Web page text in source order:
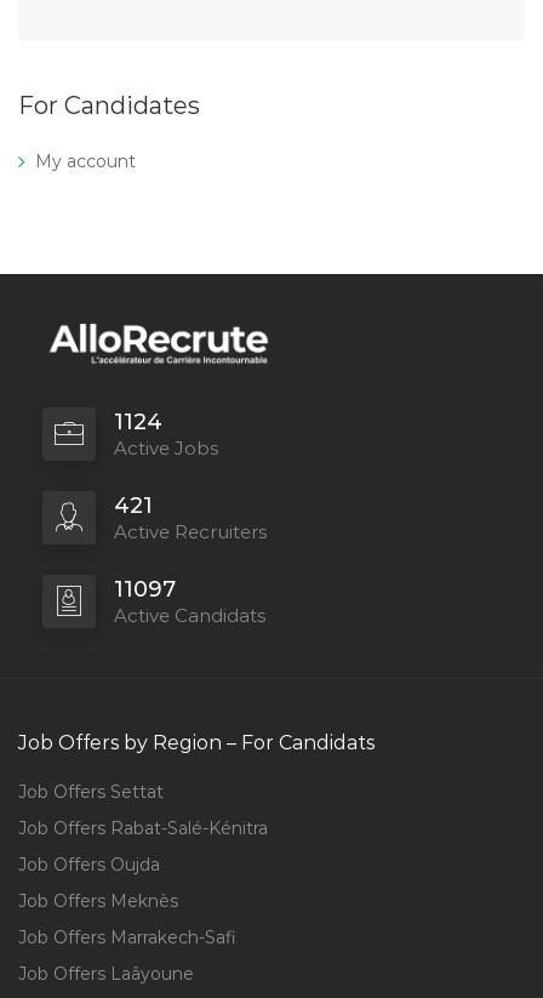
For Candidates
My account
1124
Active Jobs
421
Active Recruiters
11097
Active Candidats
Job Offers by Region – For Candidats
Job Offers Settat
Job Offers Rabat-Salé-Kénitra
Job Offers Oujda
Job Offers Meknès
Job Offers Marrakech-Safi
Job Offers Laâyoune